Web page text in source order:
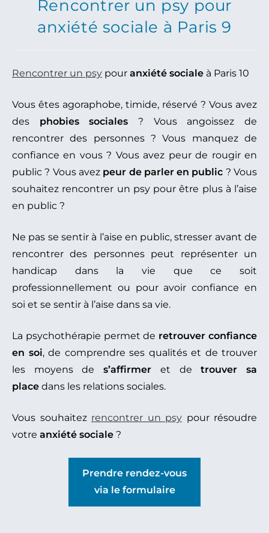
Rencontrer un psy pour
anxiété sociale à Paris 9
Rencontrer un psy pour anxiété sociale à Paris 10
Vous êtes agoraphobe, timide, réservé ? Vous avez
des phobies sociales ? Vous angoissez de
rencontrer des personnes ? Vous manquez de
confiance en vous ? Vous avez peur de rougir en
public ? Vous avez peur de parler en public ? Vous
souhaitez rencontrer un psy pour être plus à l’aise
en public ?
Ne pas se sentir à l’aise en public, stresser avant de
rencontrer des personnes peut représenter un
handicap dans la vie que ce soit
professionnellement ou pour avoir confiance en
soi et se sentir à l’aise dans sa vie.
La psychothérapie permet de retrouver confiance
en soi, de comprendre ses qualités et de trouver
les moyens des’affirmer et detrouver sa
place dans les relations sociales.
Vous souhaitez rencontrer un psy pour résoudre
votre anxiété sociale ?
Prendre rendez-vous
via le formulaire